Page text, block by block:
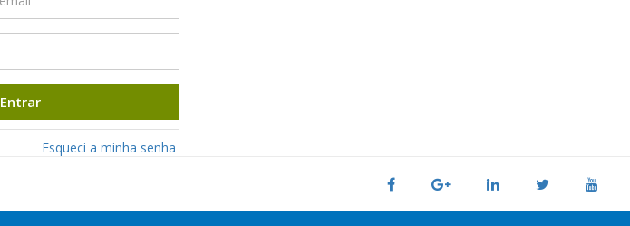
Entrar
Esqueci a minha senha